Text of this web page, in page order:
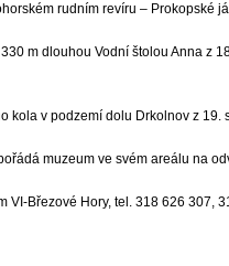
rudním revíru – Prokopské
m dlouhou Vodní štolou Anna z
kola v podzemí dolu Drkolnov z 19.
muzeum ve svém areálu na
VI-Březové Hory, tel. 318 626 307,